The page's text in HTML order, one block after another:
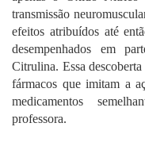
transmissão
efeitos atribuídos até
desempenhados em
Citrulina. Essa
fármacos que imitam a
medicamentos
professora.